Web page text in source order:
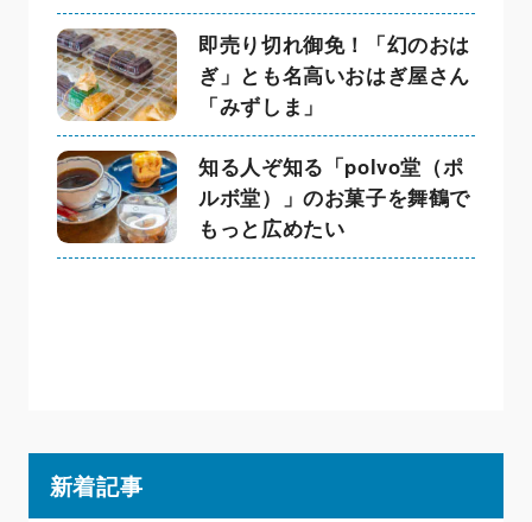
即売り切れ御免！「幻のおは
ぎ」とも名高いおはぎ屋さん
「みずしま」
知る人ぞ知る「polvo堂（ポ
ルボ堂）」のお菓子を舞鶴で
もっと広めたい
新着記事